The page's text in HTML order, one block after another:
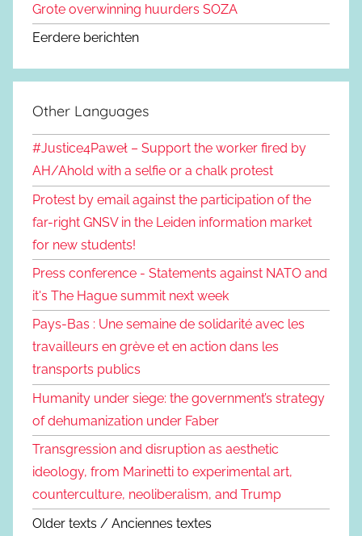
Grote overwinning huurders SOZA
Eerdere berichten
Other Languages
#Justice4Paweł – Support the worker fired by
AH/Ahold with a selfie or a chalk protest
Protest by email against the participation of the
far-right GNSV in the Leiden information market
for new students!
Press conference - Statements against NATO and
it's The Hague summit next week
Pays-Bas : Une semaine de solidarité avec les
travailleurs en grève et en action dans les
transports publics
Humanity under siege: the government’s strategy
of dehumanization under Faber
Transgression and disruption as aesthetic
ideology, from Marinetti to experimental art,
counterculture, neoliberalism, and Trump
Older texts / Anciennes textes